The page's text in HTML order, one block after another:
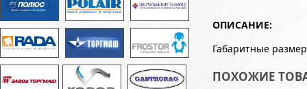
ОПИСАНИЕ:
Габаритные
ПОХОЖИЕ